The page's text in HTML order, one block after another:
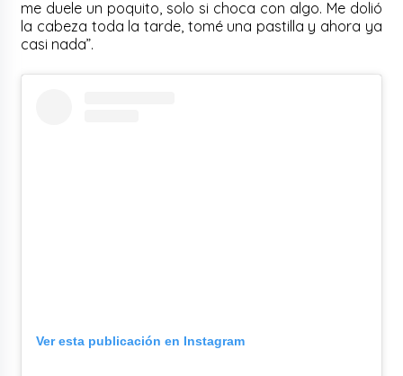
me duele un poquito, solo si choca con algo. Me dolió
la cabeza toda la tarde, tomé una pastilla y ahora ya
casi nada”.
Ver esta publicación en Instagram